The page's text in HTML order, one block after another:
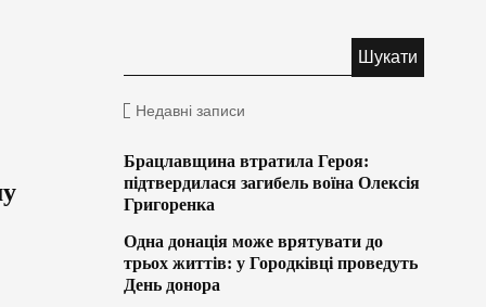
Недавні записи
Брацлавщина втратила Героя:
підтвердилася загибель воїна Олексія
Григоренка
Одна донація може врятувати до
трьох життів: у Городківці проведуть
День донора